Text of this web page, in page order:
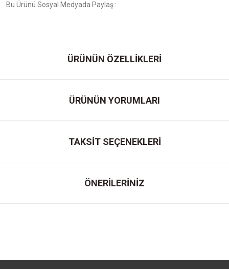
Bu Ürünü Sosyal Medyada Paylaş :
ÜRÜNÜN ÖZELLİKLERİ
ÜRÜNÜN YORUMLARI
TAKSİT SEÇENEKLERİ
ÖNERİLERİNİZ